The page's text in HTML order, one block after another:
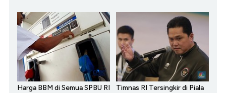
Harga BBM di Semua SPBU RI
Timnas RI Tersingkir di Piala